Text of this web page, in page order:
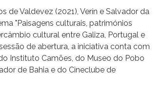
de Valdevez (2021), Verín e Salvador da
"Paisagens culturais, patrimónios
cultural entre Galiza, Portugal e
de abertura, a iniciativa conta com
Instituto Camões, do Museo do Pobo
de Bahia e do Cineclube de